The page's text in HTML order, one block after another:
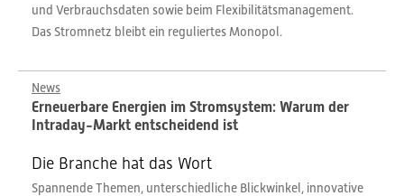
und Verbrauchsdaten sowie beim Flexibilitätsmanagement.
Das Stromnetz bleibt ein reguliertes Monopol.
News
Erneuerbare Energien im Stromsystem: Warum der
Intraday-Markt entscheidend ist
Die Branche hat das Wort
Spannende Themen, unterschiedliche Blickwinkel, innovative